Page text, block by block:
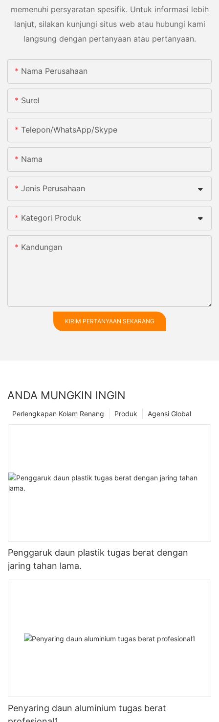
memenuhi persyaratan spesifik. Untuk informasi lebih
lanjut, silakan kunjungi situs web atau hubungi kami
langsung dengan pertanyaan atau pertanyaan.
Nama Perusahaan
Surel
Telepon/WhatsApp/Skype
Nama
Jenis Perusahaan
Kategori Produk
Kandungan
KIRIM PERTANYAAN SEKARANG
ANDA MUNGKIN INGIN
Agensi Global
Produk
Perlengkapan Kolam Renang
Penggaruk daun plastik tugas berat dengan
jaring tahan lama.
Penyaring daun aluminium tugas berat